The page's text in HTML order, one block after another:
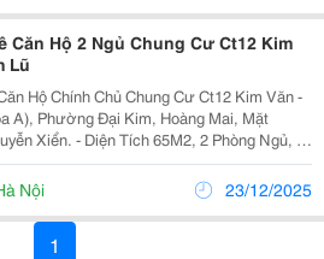
Căn Hộ 2 Ngủ Chung Cư Ct12 Kim
Lũ
Hộ Chính Chủ Chung Cư Ct12 Kim Văn -
A), Phường Đại Kim, Hoàng Mai, Mặt
65M2, 2 Phòng Ngủ, 2
- Điện Nước Giá Nhà Nước - Giá Cho Thuê:...
Nội 23/12/2025
1